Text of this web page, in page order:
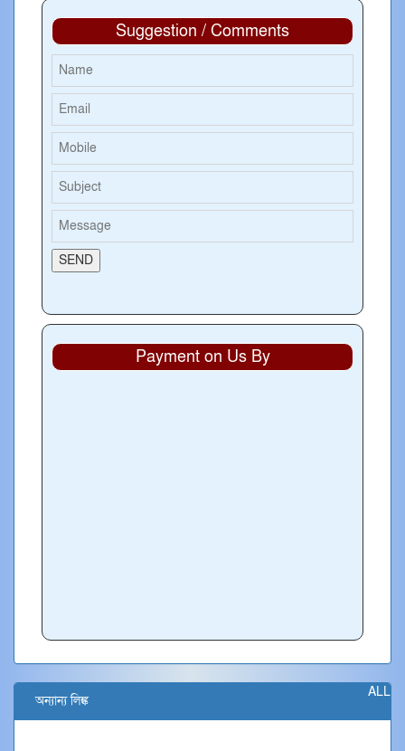
Suggestion / Comments
Payment on Us By
ALL
অন্যান্য লিঙ্ক